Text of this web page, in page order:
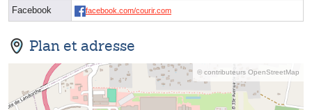
Facebook facebook.com/courir.com
Plan et adresse
© contributeurs OpenStreetMap